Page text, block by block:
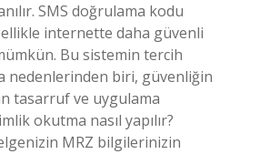
SMS doğrulama kodu
internette daha güvenli
Bu sistemin tercih
nedenlerinden biri, güvenliğin
tasarruf ve uygulama
okutma nasıl yapılır?
MRZ bilgilerinizin